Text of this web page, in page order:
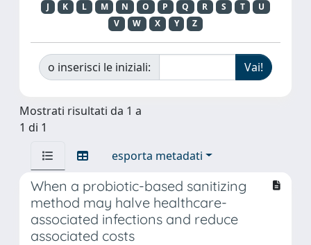
J
K L M N O P Q R S T
U
V
W X Y Z
o inserisci le iniziali:
Mostrati risultati da 1 a
1 di 1
esporta metadati
When a probiotic-based sanitizing
method may halve healthcare-
associated infections and reduce
associated costs